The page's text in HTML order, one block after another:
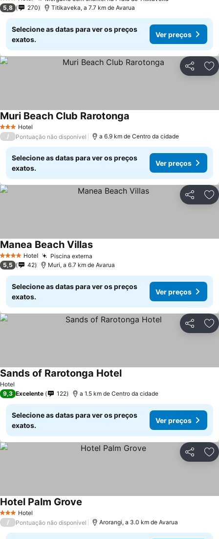
3 Estrelas
5,8
270 Titikaveka, a 7.7 km de Avarua
Selecione as datas para ver os preços
exatos.
Ver preços
Partilhar
3 EstrelasHotel
Muri Beach Club Rarotonga
/ Pontuação não disponível a 6.9 km de Centro da cidade
Selecione as datas para ver os preços
exatos.
Ver preços
Partilhar
4 EstrelasHotel Piscina externa
Manea Beach Villas
5,5 42 Muri, a 6.7 km de Avarua
Selecione as datas para ver os preços
exatos.
Ver preços
Partilhar
Hotel
Sands of Rarotonga Hotel
9,3 Excelente 122 a 1.5 km de Centro da cidade
Selecione as datas para ver os preços
exatos.
Ver preços
Partilhar
3 EstrelasHotel
Hotel Palm Grove
/ Pontuação não disponível Arorangi, a 3.0 km de Avarua